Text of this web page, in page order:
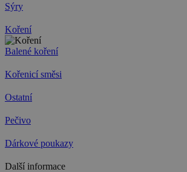
Sýry
Koření
Balené koření
Kořenicí směsi
Ostatní
Pečivo
Dárkové poukazy
Další informace